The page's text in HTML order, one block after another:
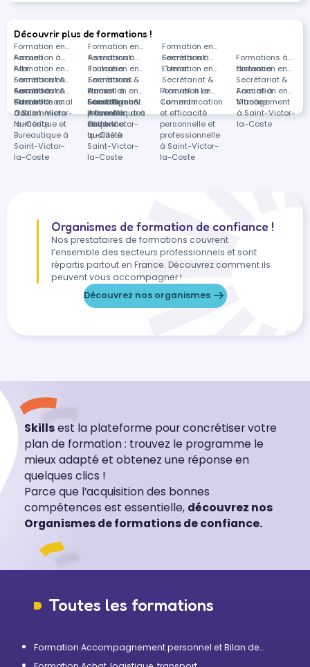
Découvrir plus de formations !
Formation en
Accueil
Formation en
Assistanat
Formation en
Secrétariat
Formation à
Albi
Formation à
Toulouse
Formation à
L'Union
Formations à
distance
Formation en
Secrétariat &
Accueil à
L'Union
Formation en
Secrétariat &
Accueil à
Saint-Agnant
Formation en
Secrétariat &
Accueil à Le
Lamentin
Formation en
Secrétariat &
Accueil à
Vitrolles
Formation en
Secrétariat &
Accueil à
Coulommiers
Formations
dans
Secrétariat &
Accueil à
distance
Formation en
Santé et social
à Saint-Victor-
la-Coste
Formation en
Sécurité,
prévention des
risques et
qualité à
Saint-Victor-
la-Coste
Formation en
Communication
et efficacité
personnelle et
professionnelle
à Saint-Victor-
la-Coste
Formation en
Management
à Saint-Victor-
la-Coste
Formation en
Outils
Numérique et
Bureautique à
Saint-Victor-
la-Coste
Formation en
Informatique à
Saint-Victor-
la-Coste
Organismes de formation de confiance !
Nos prestataires de formations couvrent
l’ensemble des secteurs professionnels et sont
répartis partout en France. Découvrez comment ils
peuvent vous accompagner !
Découvrez nos organismes
Skillsest la plateforme pour concrétiser votre
plan de formation : trouvez le programme le
mieux adapté et obtenez une réponse en
quelques clics !
Parce que l’acquisition des bonnes
compétences est essentielle, découvrez nos
Organismes de formations de confiance.
Toutes les formations
Formation Accompagnement personnel et Bilan de